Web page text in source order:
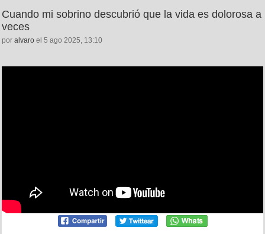
Cuando mi sobrino descubrió que la vida es dolorosa a
veces
por alvaro el 5 ago 2025, 13:10